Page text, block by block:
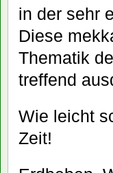
in der sehr
Diese
Thematik
treffend
Wie leicht
Zeit!